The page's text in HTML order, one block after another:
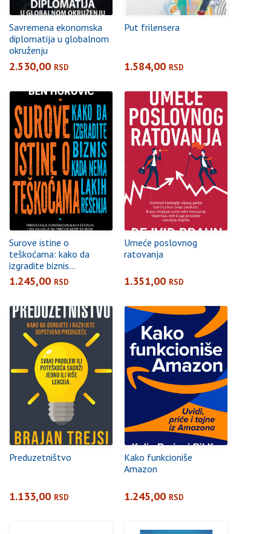
Savremena ekonomska
diplomatija u globalnom
okruženju
2.530,00 RSD
Put frilensera
1.584,00 RSD
Surove istine o
teškoćama: kako da
izgradite biznis...
1.245,00 RSD
Umeće poslovnog
ratovanja
1.351,00 RSD
Preduzetništvo
1.133,00 RSD
Kako funkcioniše
Amazon
1.245,00 RSD